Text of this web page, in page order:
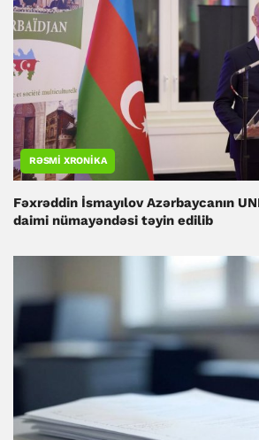
RƏSMI XRONIKA
Fəxrəddin İsmayılov Azərbaycanın
daimi nümayəndəsi təyin edilib